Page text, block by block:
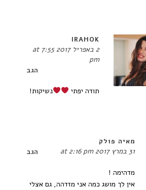
IRAHOK
2 באפריל 2017 at 7:55
pm
הגב
תודה יפתי נשיקות!
מאיה פולק
31 במרץ 2017 at 2:16 pm הגב
מדהימה !
אין לך מושג כמה אני מזדהה, גם אצלי